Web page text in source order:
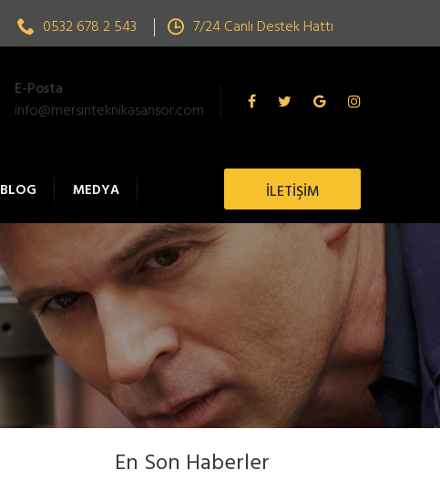
0532 678 2 543 7/24 Canlı Destek Hattı
E-Posta
info@mersinteknikasansor.com
BLOG MEDYA İLETİŞİM
En Son Haberler